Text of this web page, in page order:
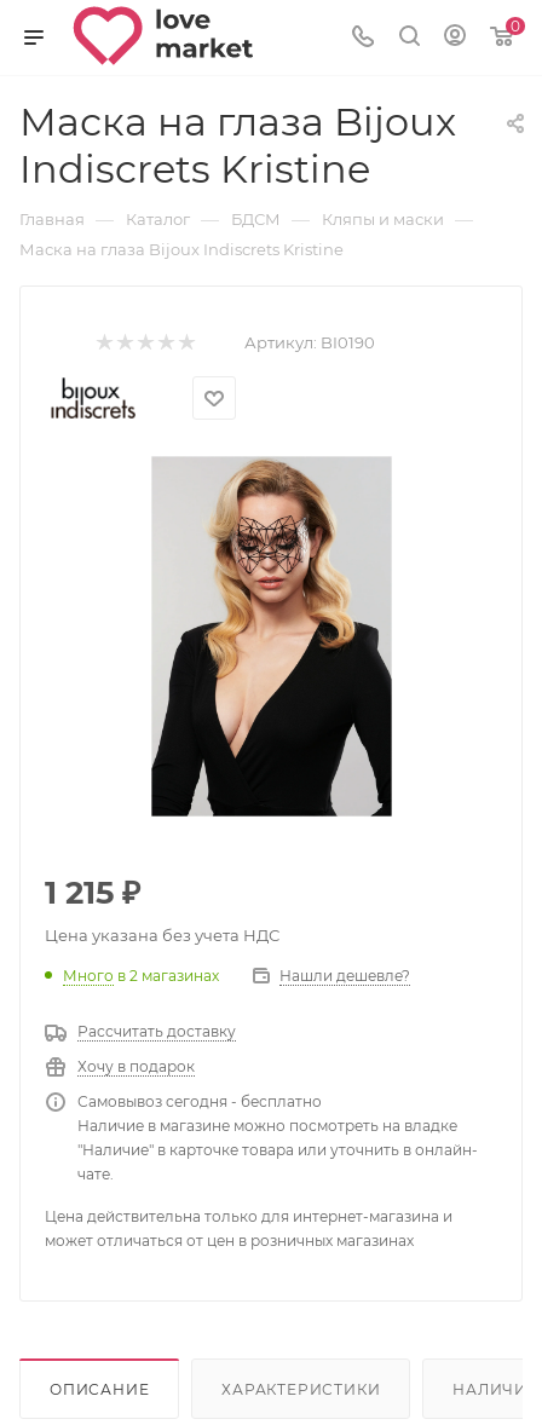
0
Маска на глаза Bijoux
Indiscrets Kristine
Главная — Каталог — БДСМ — Кляпы и маски —
Маска на глаза Bijoux Indiscrets Kristine
Артикул: BI0190
1 215 ₽
Цена указана без учета НДС
Много в 2 магазинах Нашли дешевле?
Рассчитать доставку
Хочу в подарок
Самовывоз сегодня - бесплатно
Наличие в магазине можно посмотреть на владке
"Наличие" в карточке товара или уточнить в онлайн-
чате.
Цена действительна только для интернет-магазина и
может отличаться от цен в розничных магазинах
ОПИСАНИЕ ХАРАКТЕРИСТИКИ НАЛИЧИЕ